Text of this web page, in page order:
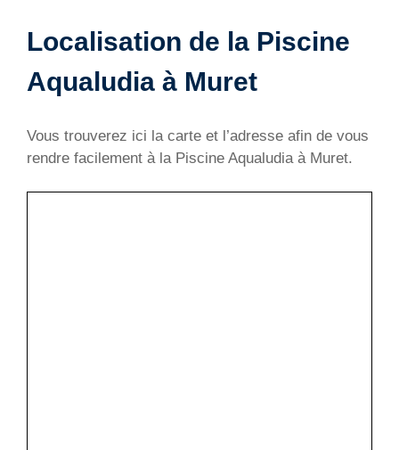
Localisation de la Piscine
Aqualudia à Muret
Vous trouverez ici la carte et l’adresse afin de vous
rendre facilement à la Piscine Aqualudia à Muret.